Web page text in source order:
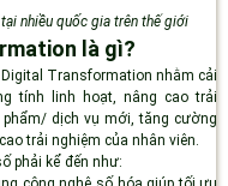
nhiều quốc gia trên thế giới
là gì?
Transformation nhằm cải
tính linh hoạt, nâng cao trải
dịch vụ mới, tăng cường
trải nghiệm của nhân viên.
phải kể đến như: